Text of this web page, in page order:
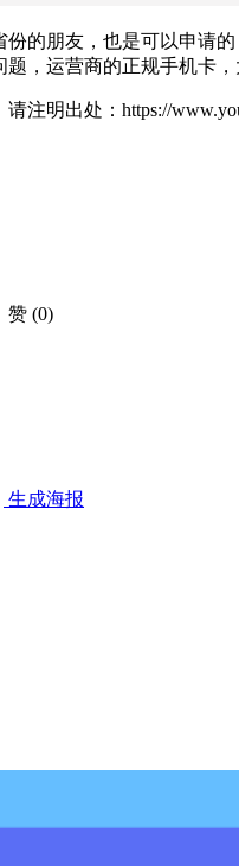
的朋友，也是可以申请
，运营商的正规手机卡，
请注明出处：https://
赞 (0)
生成海报